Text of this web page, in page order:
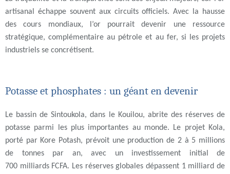
artisanal échappe souvent aux circuits officiels. Avec la hausse
des cours mondiaux, l’or pourrait devenir une ressource
stratégique, complémentaire au pétrole et au fer, si les projets
industriels se concrétisent.
Potasse et phosphates : un géant en devenir
Le bassin de Sintoukola, dans le Kouilou, abrite des réserves de
potasse parmi les plus importantes au monde. Le projet Kola,
porté par Kore Potash, prévoit une production de 2 à 5 millions
de tonnes par an, avec un investissement initial de
700 milliards FCFA. Les réserves globales dépassent 1 milliard de